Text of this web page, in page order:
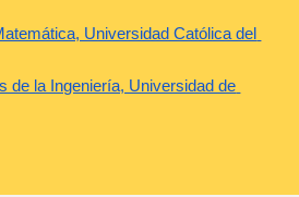
Universidad Católica del
de la Ingeniería, Universidad de